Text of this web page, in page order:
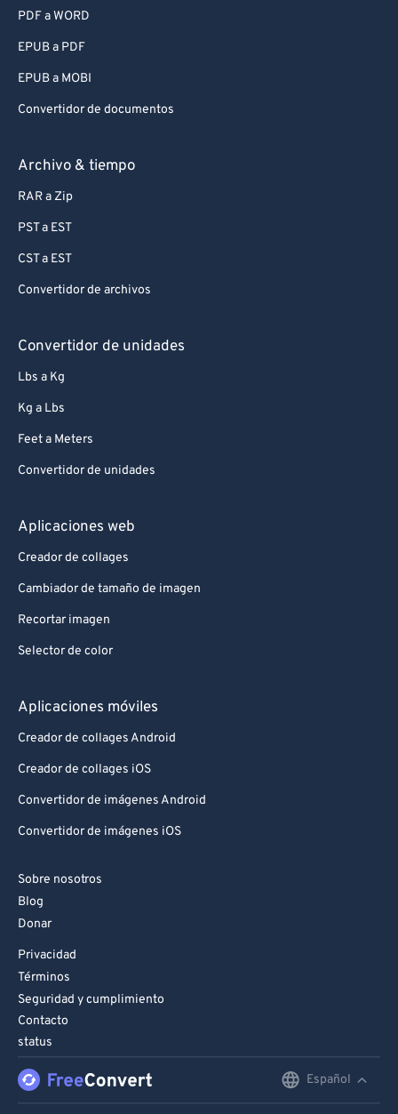
PDF a WORD
EPUB a PDF
EPUB a MOBI
Convertidor de documentos
Archivo & tiempo
RAR a Zip
PST a EST
CST a EST
Convertidor de archivos
Convertidor de unidades
Lbs a Kg
Kg a Lbs
Feet a Meters
Convertidor de unidades
Aplicaciones web
Creador de collages
Cambiador de tamaño de imagen
Recortar imagen
Selector de color
Aplicaciones móviles
Creador de collages Android
Creador de collages iOS
Convertidor de imágenes Android
Convertidor de imágenes iOS
Sobre nosotros
Blog
Donar
Privacidad
Términos
Seguridad y cumplimiento
Contacto
status
Español